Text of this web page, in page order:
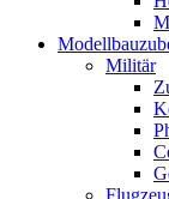
Militär